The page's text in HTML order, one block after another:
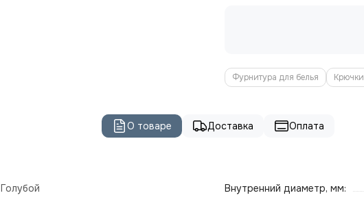
Фурнитура для белья Крючки
О товаре Доставка Оплата
Голубой
Внутренний диаметр, мм: